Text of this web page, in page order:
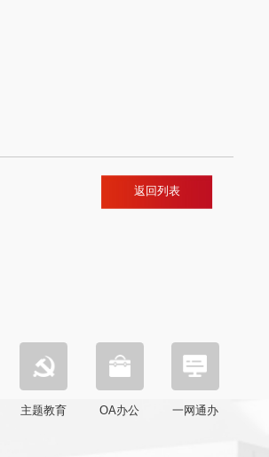
返回列表
主题教育 OA办公 一网通办